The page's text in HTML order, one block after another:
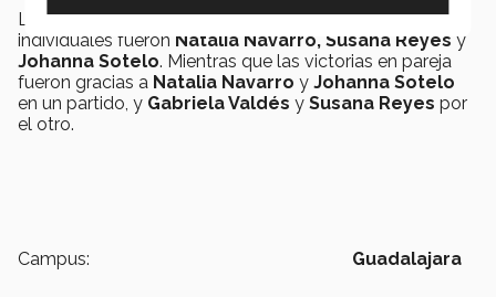
Las responsables de las victorias en los juegos
individuales fueron Natalia Navarro, Susana Reyes y
Johanna Sotelo. Mientras que las victorias en pareja
fueron gracias a Natalia Navarro y Johanna Sotelo
en un partido, y Gabriela Valdés y Susana Reyes por
el otro.
Campus: Guadalajara